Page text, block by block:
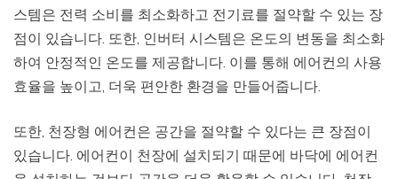
스템은 전력 소비를 최소화하고 전기료를 절약할 수 있는 장
점이 있습니다. 또한, 인버터 시스템은 온도의 변동을 최소화
하여 안정적인 온도를 제공합니다. 이를 통해 에어컨의 사용
효율을 높이고, 더욱 편안한 환경을 만들어줍니다.
또한, 천장형 에어컨은 공간을 절약할 수 있다는 큰 장점이
있습니다. 에어컨이 천장에 설치되기 때문에 바닥에 에어컨